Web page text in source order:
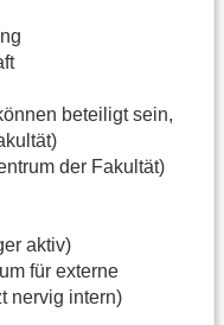
beteiligt sein,
der Fakultät)
aktiv)
für externe
nervig intern)